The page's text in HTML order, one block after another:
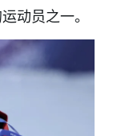
动员之一。